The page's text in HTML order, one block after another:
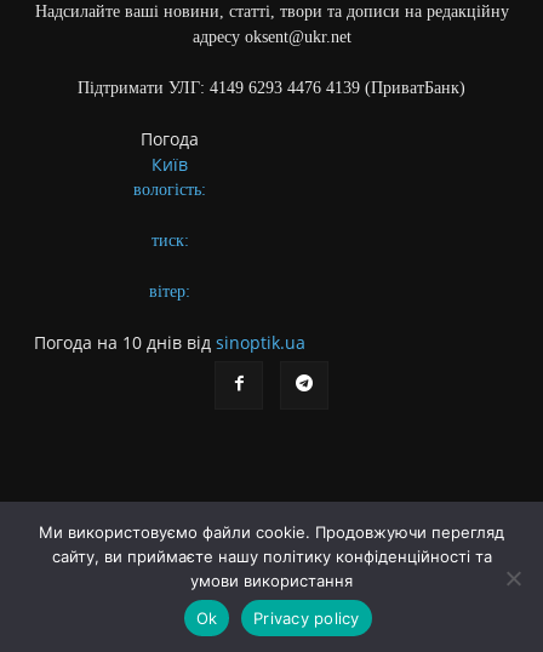
Надсилайте ваші новини, статті, твори та дописи на редакційну
адресу oksent@ukr.net
Підтримати УЛГ: 4149 6293 4476 4139 (ПриватБанк)
Погода
Київ
вологість:
тиск:
вітер:
Погода на 10 днів від sinoptik.ua
Про газету
Правила користування сайтом
Політика конфіденційності
© Українська літературна газета. Заснована 2009 року
Ми використовуємо файли cookie. Продовжуючи перегляд
сайту, ви приймаєте нашу політику конфіденційності та
умови використання
Ok
Privacy policy